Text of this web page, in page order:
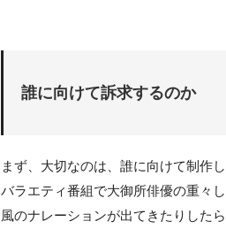
誰に向けて訴求するのか
まず、大切なのは、誰に向けて制作
バラエティ番組で大御所俳優の重々
風のナレーションが出てきたりした